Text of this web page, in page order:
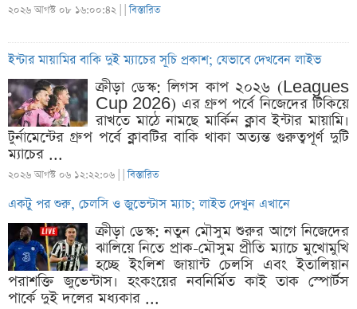
২০২৬ আগস্ট ০৮ ১৬:০০:৪২ | |বিস্তারিত
ইন্টার মায়ামির বাকি দুই ম্যাচের সূচি প্রকাশ; যেভাবে দেখবেন লাইভ
ক্রীড়া ডেস্ক: লিগস কাপ ২০২৬ (Leagues
Cup 2026) এর গ্রুপ পর্বে নিজেদের টিকিয়ে
রাখতে মাঠে নামছে মার্কিন ক্লাব ইন্টার মায়ামি।
টুর্নামেন্টের গ্রুপ পর্বে ক্লাবটির বাকি থাকা অত্যন্ত গুরুত্বপূর্ণ দুটি
ম্যাচের ...
২০২৬ আগস্ট ০৬ ১২:২২:০৬ | |বিস্তারিত
একটু পর শুরু, চেলসি ও জুভেন্টাস ম্যাচ; লাইভ দেখুন এখানে
ক্রীড়া ডেস্ক: নতুন মৌসুম শুরুর আগে নিজেদের
ঝালিয়ে নিতে প্রাক-মৌসুম প্রীতি ম্যাচে মুখোমুখি
হচ্ছে ইংলিশ জায়ান্ট চেলসি এবং ইতালিয়ান
পরাশক্তি জুভেন্টাস। হংকংয়ের নবনির্মিত কাই তাক স্পোর্টস
পার্কে দুই দলের মধ্যকার ...